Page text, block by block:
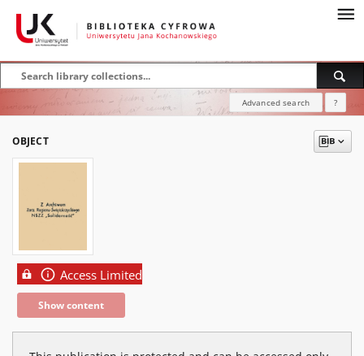
Advanced search ?
OBJECT
Access Limited
Show content